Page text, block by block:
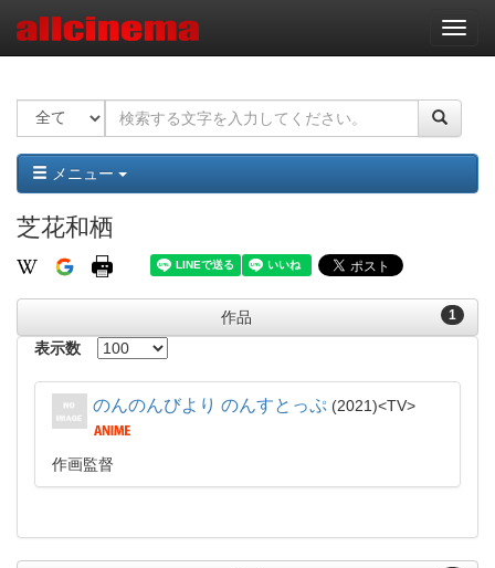
ナ
ビ
ー
ョ
ン
メニュー
芝花和栖
1
作品
表示数
のんのんびより のんすとっぷ 2021 TV
作画監督